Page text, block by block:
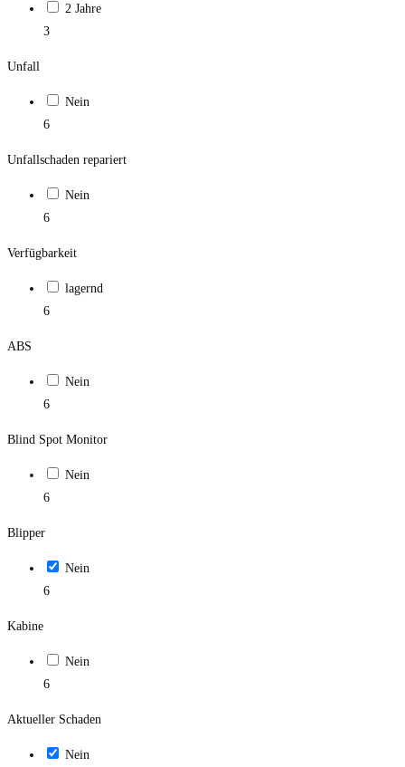
2 Jahre
3
Unfall
Nein
6
Unfallschaden repariert
Nein
6
Verfügbarkeit
lagernd
6
ABS
Nein
6
Blind Spot Monitor
Nein
6
Blipper
Nein
6
Kabine
Nein
6
Aktueller Schaden
Nein